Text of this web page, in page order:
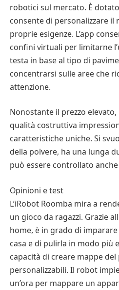
robotici sul mercato. È
consente di personalizzare il
proprie esigenze. L’app
confini virtuali per limitarne
testa in base al tipo di
concentrarsi sulle aree che
attenzione.
Nonostante il prezzo
qualità costruttiva
caratteristiche uniche. Si
della polvere, ha una lunga
può essere controllato
Opinioni e test
L’iRobot Roomba mira a
un gioco da ragazzi. Grazie
home, è in grado di
casa e di pulirla in modo più
capacità di creare mappe
personalizzabili. Il robot
un’ora per mappare un